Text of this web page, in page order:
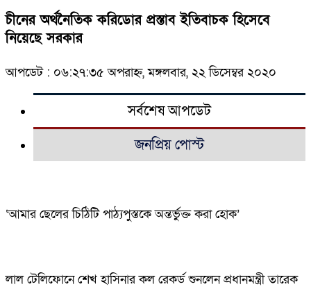
চীনের অর্থনৈতিক করিডোর প্রস্তাব ইতিবাচক হিসেবে
নিয়েছে সরকার
আপডেট : ০৬:২৭:৩৫ অপরাহ্ন, মঙ্গলবার, ২২ ডিসেম্বর ২০২০
সর্বশেষ আপডেট
জনপ্রিয় পোস্ট
‘আমার ছেলের চিঠিটি পাঠ্যপুস্তকে অন্তর্ভুক্ত করা হোক’
লাল টেলিফোনে শেখ হাসিনার কল রেকর্ড শুনলেন প্রধানমন্ত্রী তারেক